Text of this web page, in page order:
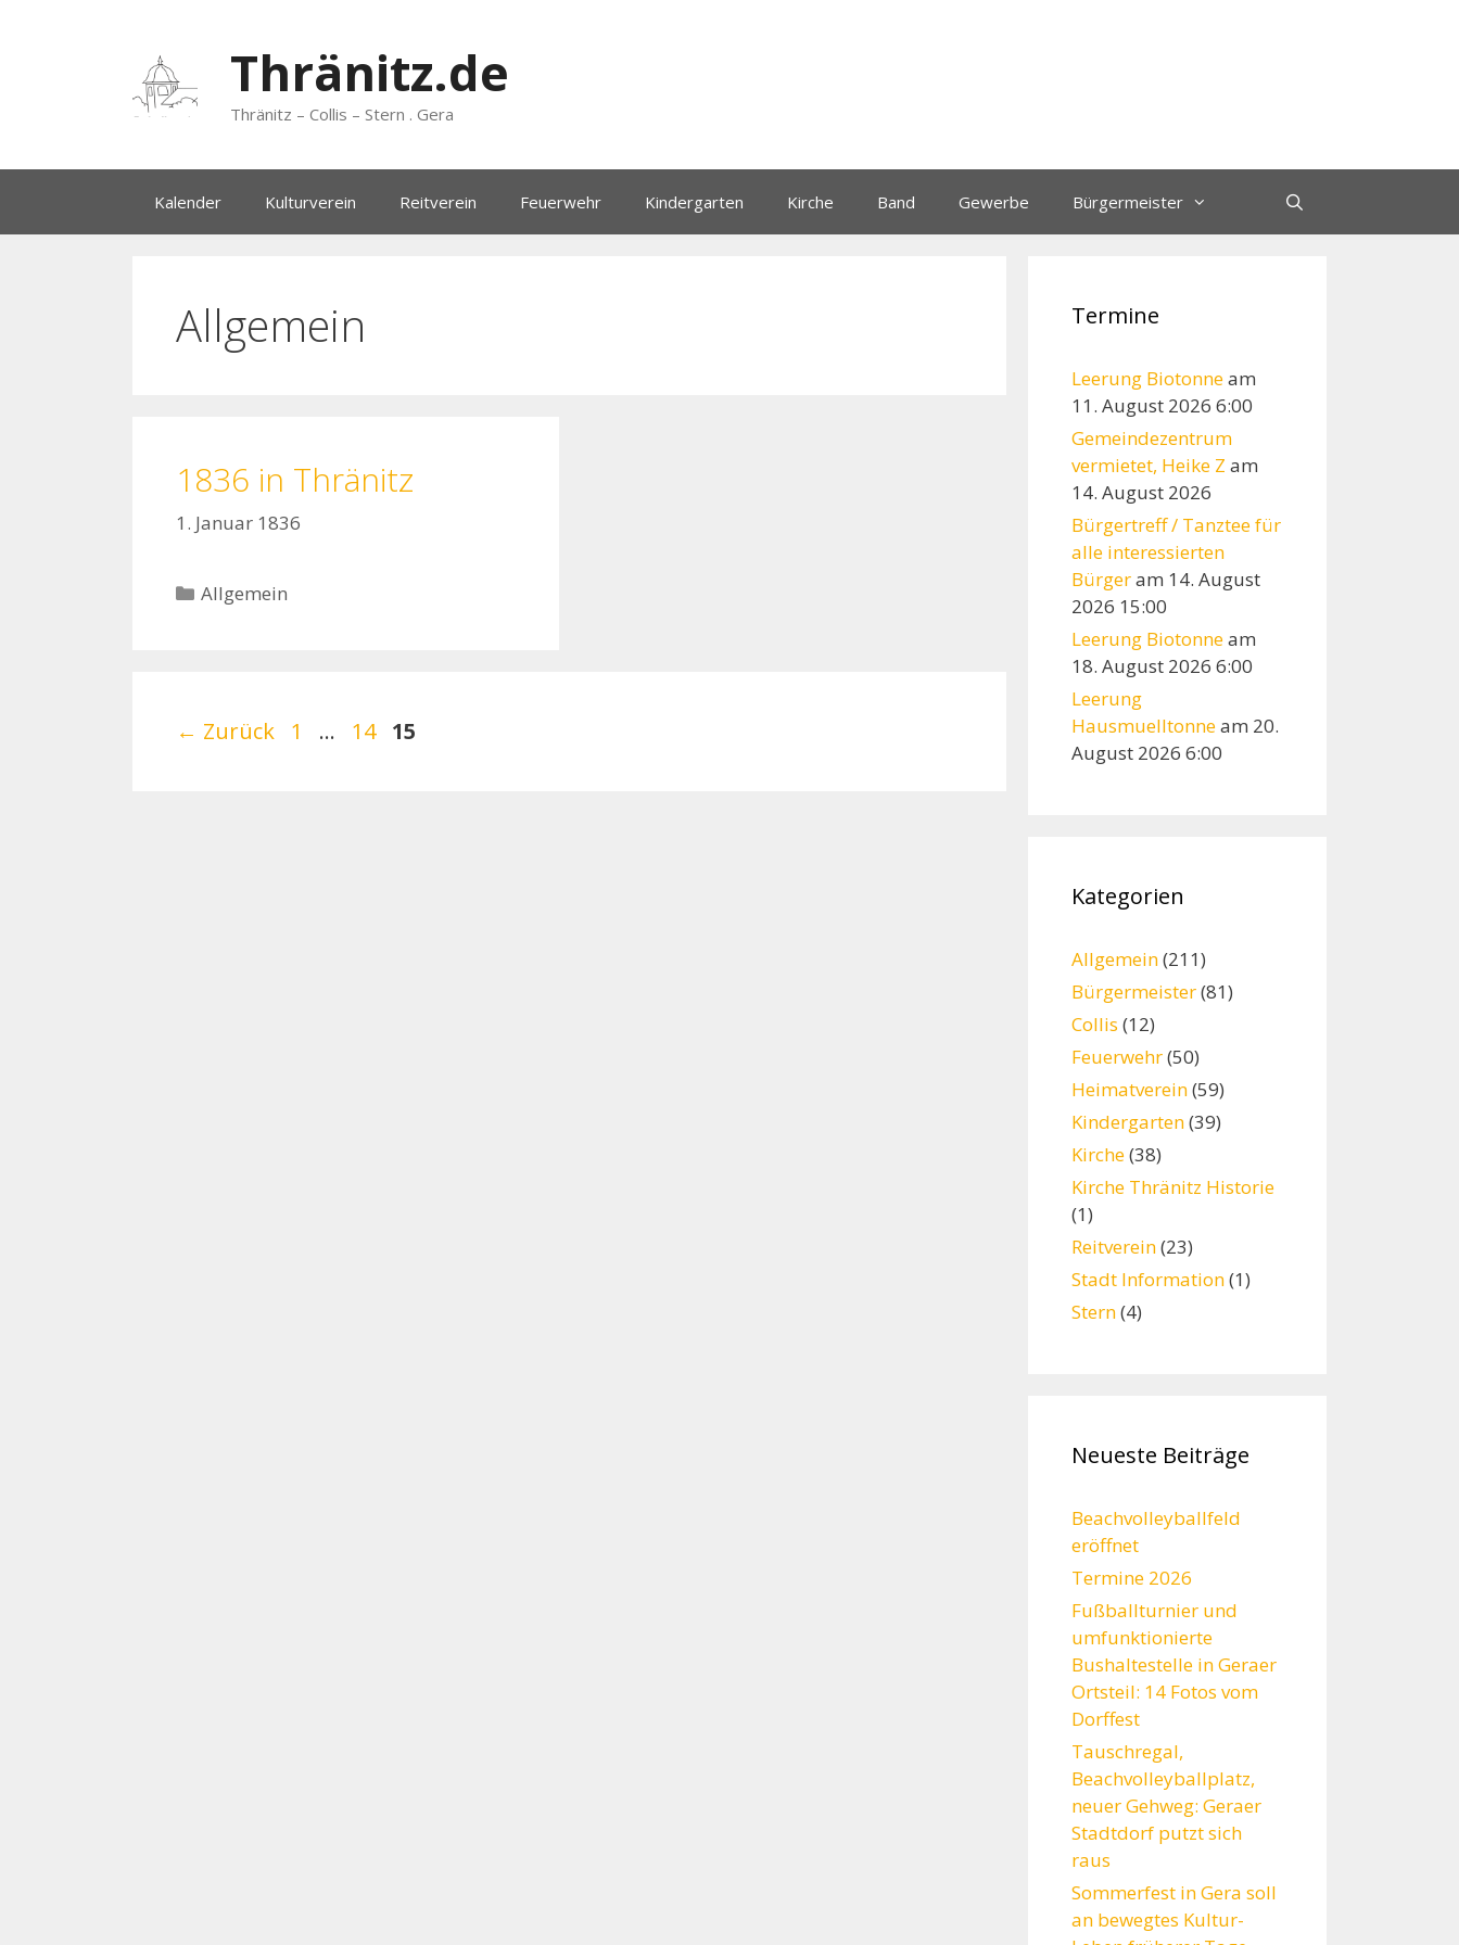
Thränitz.de
Thränitz – Collis – Stern . Gera
Kalender Kulturverein Reitverein Feuerwehr Kindergarten Kirche Band Gewerbe Bürgermeister
Allgemein
1836 in Thränitz
1. Januar 1836
Kategorien
Allgemein
← Zurück Seite
1 … Seite
14 Seite
15
Termine
Leerung Biotonneam
11. August 2026 6:00
Gemeindezentrum
vermietet, Heike Z am
14. August 2026
Bürgertreff / Tanztee für
alle interessierten
Bürgeram 14. August
2026 15:00
Leerung Biotonneam
18. August 2026 6:00
Leerung
Hausmuelltonneam 20.
August 2026 6:00
Kategorien
Allgemein(211)
Bürgermeister(81)
Collis (12)
Feuerwehr(50)
Heimatverein(59)
Kindergarten(39)
Kirche(38)
Kirche Thränitz Historie
(1)
Reitverein(23)
Stadt Information(1)
Stern(4)
Neueste Beiträge
Beachvolleyballfeld
eröffnet
Termine 2026
Fußballturnier und
umfunktionierte
Bushaltestelle in Geraer
Ortsteil: 14 Fotos vom
Dorffest
Tauschregal,
Beachvolleyballplatz,
neuer Gehweg: Geraer
Stadtdorf putzt sich
raus
Sommerfest in Gera soll
an bewegtes Kultur-